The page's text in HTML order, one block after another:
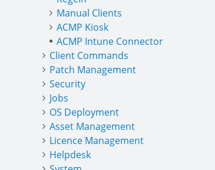
Manual Clients
ACMP Kiosk
ACMP Intune Connector
Client Commands
Patch Management
Security
Jobs
OS Deployment
Asset Management
Licence Management
Helpdesk